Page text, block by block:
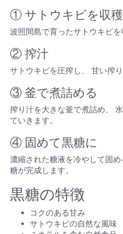
① サトウキビを収穫
波照間島で育ったサトウキビを
② 搾汁
サトウキビを圧搾し、 甘い搾
③ 釜で煮詰める
搾り汁を大きな釜で煮詰め、
ていきます。
④ 固めて黒糖に
濃縮された糖液を冷やして固
糖が完成します。
黒糖の特徴
コクのある甘み
サトウキビの自然な風味